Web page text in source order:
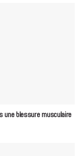
une blessure musculaire